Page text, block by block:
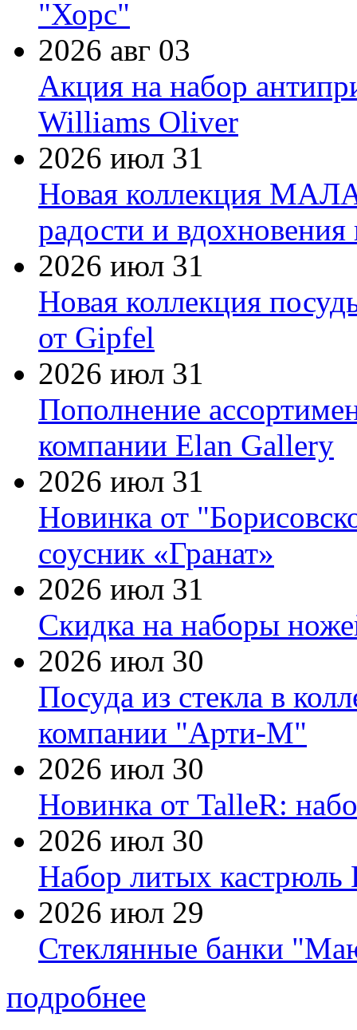
"Хорс"
2026 авг 03
Акция на набор
Williams Oliver
2026 июл 31
Новая коллекция
радости и
2026 июл 31
Новая коллекция
от Gipfel
2026 июл 31
Пополнение
компании Elan Gallery
2026 июл 31
Новинка от
соусник «Гранат»
2026 июл 31
Скидка на наборы
2026 июл 30
Посуда из стекла в
компании "Арти-М"
2026 июл 30
Новинка от TalleR:
2026 июл 30
Набор литых кастрюль
2026 июл 29
Стеклянные банки
подробнее